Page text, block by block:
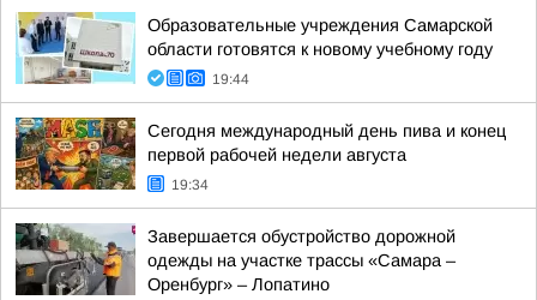
Образовательные учреждения Самарской
области готовятся к новому учебному году
19:44
Сегодня международный день пива и конец
первой рабочей недели августа
19:34
Завершается обустройство дорожной
одежды на участке трассы «Самара –
Оренбург» – Лопатино